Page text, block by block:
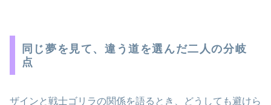
同じ夢を見て、違う道を選んだ二人の分岐
点
ザインと戦士ゴリラの関係を語るとき、どうしても避けら